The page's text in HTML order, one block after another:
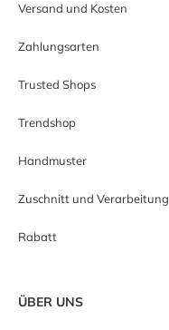
Versand und Kosten
Zahlungsarten
Trusted Shops
Trendshop
Handmuster
Zuschnitt und Verarbeitung
Rabatt
ÜBER UNS